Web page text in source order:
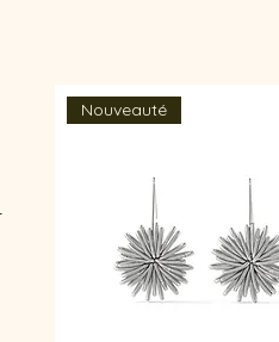
Nouveauté